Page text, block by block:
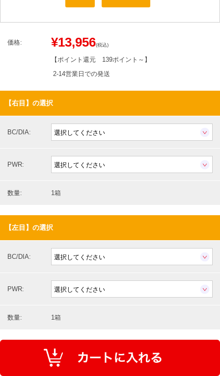
価格: ¥13,956(税込)
【ポイント還元 139ポイント～ 】
2-14営業日での発送
【右目】の選択
BC/DIA:
PWR:
数量: 1箱
【左目】の選択
BC/DIA:
PWR:
数量: 1箱